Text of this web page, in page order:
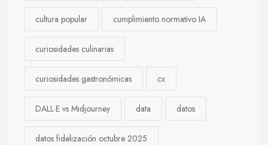
cultura popular cumplimiento normativo IA
curiosidades culinarias
curiosidades gastronómicas cx
DALL·E vs Midjourney data datos
datos fidelización octubre 2025